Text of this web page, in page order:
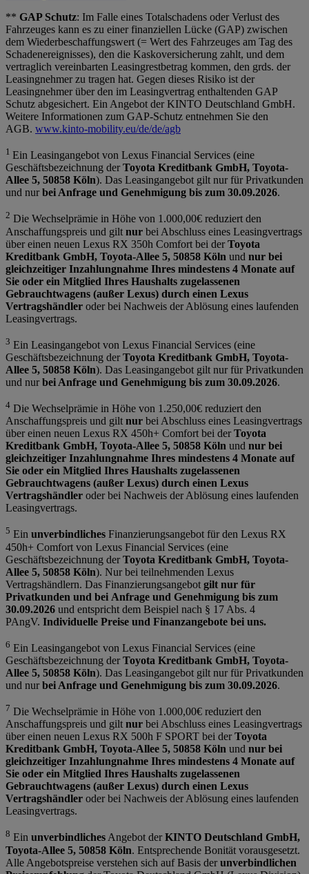
** GAP Schutz: Im Falle eines Totalschadens oder Verlust des
Fahrzeuges kann es zu einer finanziellen Lücke (GAP) zwischen
dem Wiederbeschaffungswert (= Wert des Fahrzeuges am Tag des
Schadenereignisses), den die Kaskoversicherung zahlt, und dem
vertraglich vereinbarten Leasingrestbetrag kommen, den grds. der
Leasingnehmer zu tragen hat. Gegen dieses Risiko ist der
Leasingnehmer über den im Leasingvertrag enthaltenden GAP
Schutz abgesichert. Ein Angebot der KINTO Deutschland GmbH.
Weitere Informationen zum GAP-Schutz entnehmen Sie den
AGB. www.kinto-mobility.eu/de/de/agb
1 Ein Leasingangebot von Lexus Financial Services (eine
Geschäftsbezeichnung derToyota Kreditbank GmbH, Toyota-
Allee 5, 50858 Köln). Das Leasingangebot gilt nur für Privatkunden
und nurbei Anfrage und Genehmigung bis zum 30.09.2026.
2 Die Wechselprämie in Höhe von 1.000,00€ reduziert den
Anschaffungspreis und gilt nur bei Abschluss eines Leasingvertrags
über einen neuen Lexus RX 350h Comfort bei derToyota
Kreditbank GmbH, Toyota-Allee 5, 50858 Köln und nur bei
gleichzeitiger Inzahlungnahme Ihres mindestens 4 Monate auf
Sie oder ein Mitglied Ihres Haushalts zugelassenen
Gebrauchtwagens (außer Lexus) durch einen Lexus
Vertragshändler oder bei Nachweis der Ablösung eines laufenden
Leasingvertrags.
3 Ein Leasingangebot von Lexus Financial Services (eine
Geschäftsbezeichnung derToyota Kreditbank GmbH, Toyota-
Allee 5, 50858 Köln). Das Leasingangebot gilt nur für Privatkunden
und nurbei Anfrage und Genehmigung bis zum 30.09.2026.
4 Die Wechselprämie in Höhe von 1.250,00€ reduziert den
Anschaffungspreis und gilt nur bei Abschluss eines Leasingvertrags
über einen neuen Lexus RX 450h+ Comfort bei derToyota
Kreditbank GmbH, Toyota-Allee 5, 50858 Köln und nur bei
gleichzeitiger Inzahlungnahme Ihres mindestens 4 Monate auf
Sie oder ein Mitglied Ihres Haushalts zugelassenen
Gebrauchtwagens (außer Lexus) durch einen Lexus
Vertragshändler oder bei Nachweis der Ablösung eines laufenden
Leasingvertrags.
5 Ein unverbindliches Finanzierungsangebot für den Lexus RX
450h+ Comfort von Lexus Financial Services (eine
Geschäftsbezeichnung derToyota Kreditbank GmbH, Toyota-
Allee 5, 50858 Köln). Nur bei teilnehmenden Lexus
Vertragshändlern. Das Finanzierungsangebot gilt nur für
Privatkunden und bei Anfrage und Genehmigung bis zum
30.09.2026 und entspricht dem Beispiel nach § 17 Abs. 4
PAngV. Individuelle Preise und Finanzangebote bei uns.
6 Ein Leasingangebot von Lexus Financial Services (eine
Geschäftsbezeichnung derToyota Kreditbank GmbH, Toyota-
Allee 5, 50858 Köln). Das Leasingangebot gilt nur für Privatkunden
und nurbei Anfrage und Genehmigung bis zum 30.09.2026.
7 Die Wechselprämie in Höhe von 1.000,00€ reduziert den
Anschaffungspreis und gilt nur bei Abschluss eines Leasingvertrags
über einen neuen Lexus RX 500h F SPORT bei derToyota
Kreditbank GmbH, Toyota-Allee 5, 50858 Köln und nur bei
gleichzeitiger Inzahlungnahme Ihres mindestens 4 Monate auf
Sie oder ein Mitglied Ihres Haushalts zugelassenen
Gebrauchtwagens (außer Lexus) durch einen Lexus
Vertragshändler oder bei Nachweis der Ablösung eines laufenden
Leasingvertrags.
8 Ein unverbindlichesAngebot derKINTO Deutschland GmbH,
Toyota-Allee 5, 50858 Köln. Entsprechende Bonität vorausgesetzt.
Alle Angebotspreise verstehen sich auf Basis derunverbindlichen